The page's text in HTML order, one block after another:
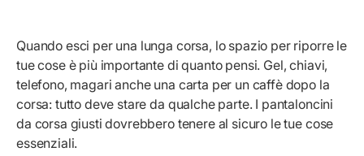
Quando esci per una lunga corsa, lo spazio per riporre le
tue cose è più importante di quanto pensi. Gel, chiavi,
telefono, magari anche una carta per un caffè dopo la
corsa: tutto deve stare da qualche parte. I pantaloncini
da corsa giusti dovrebbero tenere al sicuro le tue cose
essenziali.